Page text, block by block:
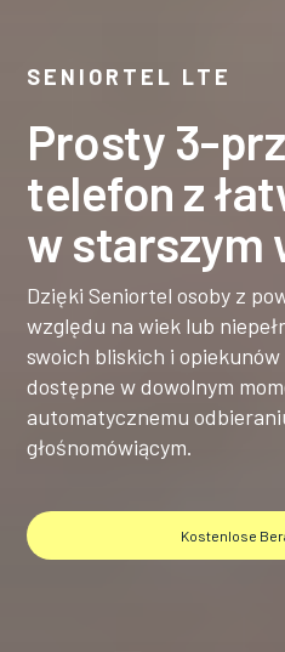
SENIORTEL LTE
Prosty 3-
telefon z
w starszym
Dzięki Seniortel osoby z
względu na wiek lub
swoich bliskich i
dostępne w dowolnym
automatycznemu
głośnomówiącym.
Kostenlose